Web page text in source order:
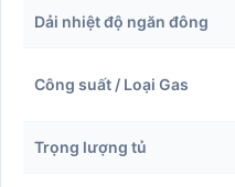
Dải nhiệt độ ngăn đông
Công suất / Loại Gas
Trọng lượng tủ